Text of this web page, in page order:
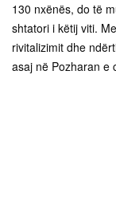
130 nxënës, do të
shtatori i këtij viti.
rivitalizimit dhe
asaj në Pozharan e